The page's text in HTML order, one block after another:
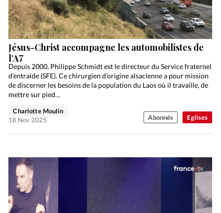
Eglises
Jésus-Christ accompagne les automobilistes de
l’A7
Depuis 2000, Philippe Schmidt est le directeur du Service fraternel
d’entraide (SFE). Ce chirurgien d’origine alsacienne a pour mission
de discerner les besoins de la population du Laos où il travaille, de
mettre sur pied…
Charlotte Moulin
18 Nov 2025
Abonnés